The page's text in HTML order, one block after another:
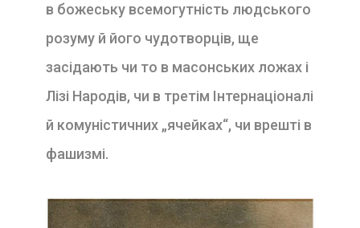
в божеську всемогутність людського
розуму й його чудотворців, ще
засідають чи то в масонських ложах і
Лізі Народів, чи в третім Інтернаціоналі
й комуністичних „ячейках“, чи врешті в
фашизмі.